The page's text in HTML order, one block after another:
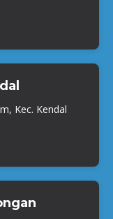
Kec. Kendal